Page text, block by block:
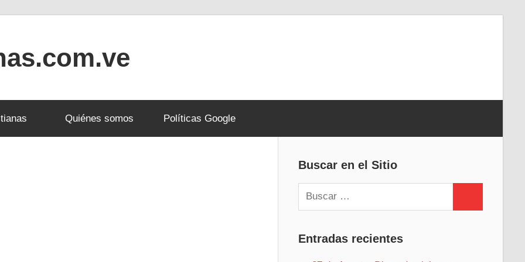
Quiénes somos Políticas Google
Buscar en el Sitio
Buscar:
Entradas recientes